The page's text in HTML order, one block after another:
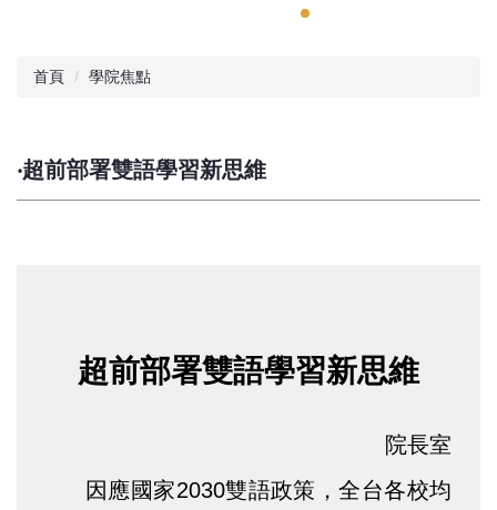
首頁 學院焦點
‧超前部署雙語學習新思維
超前部署雙語學習新思維
院長室
因應國家2030雙語政策，全台各校均